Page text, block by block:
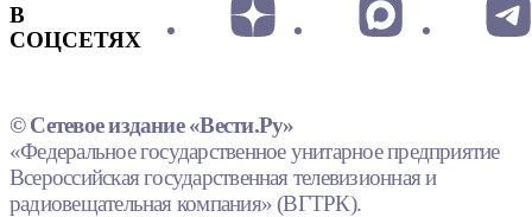
В
СОЦСЕТЯХ
© Сетевое издание «Вести.Ру»
«Федеральное государственное унитарное предприятие
Всероссийская государственная телевизионная и
радиовещательная компания» (ВГТРК).